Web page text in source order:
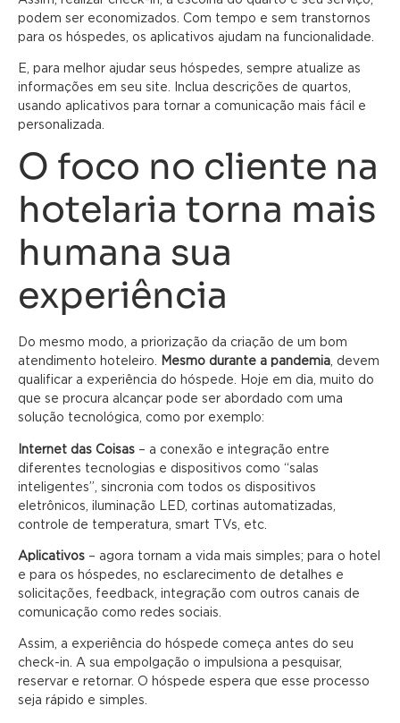
podem ser economizados. Com tempo e sem transtornos
para os hóspedes, os aplicativos ajudam na funcionalidade.
E, para melhor ajudar seus hóspedes, sempre atualize as
informações em seu site. Inclua descrições de quartos,
usando aplicativos para tornar a comunicação mais fácil e
personalizada.
O foco no cliente na
hotelaria torna mais
humana sua
experiência
Do mesmo modo, a priorização da criação de um bom
atendimento hoteleiro.
Mesmo durante a pandemia , devem
qualificar a experiência do hóspede. Hoje em dia, muito do
que se procura alcançar pode ser abordado com uma
solução tecnológica, como por exemplo:
Internet das Coisas – a conexão e integração entre
diferentes tecnologias e dispositivos como “salas
inteligentes”, sincronia com todos os dispositivos
eletrônicos, iluminação LED, cortinas automatizadas,
controle de temperatura, smart TVs, etc.
Aplicativos – agora tornam a vida mais simples; para o hotel
e para os hóspedes, no esclarecimento de detalhes e
solicitações, feedback, integração com outros canais de
comunicação como redes sociais.
Assim, a experiência do hóspede começa antes do seu
check-in. A sua empolgação o impulsiona a pesquisar,
reservar e retornar. O hóspede espera que esse processo
seja rápido e simples.